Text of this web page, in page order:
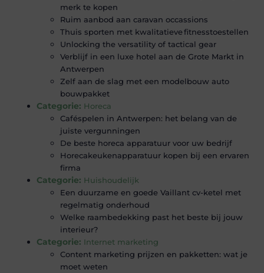
merk te kopen
Ruim aanbod aan caravan occassions
Thuis sporten met kwalitatieve fitnesstoestellen
Unlocking the versatility of tactical gear
Verblijf in een luxe hotel aan de Grote Markt in
Antwerpen
Zelf aan de slag met een modelbouw auto
bouwpakket
Categorie: Horeca
Caféspelen in Antwerpen: het belang van de
juiste vergunningen
De beste horeca apparatuur voor uw bedrijf
Horecakeukenapparatuur kopen bij een ervaren
firma
Categorie: Huishoudelijk
Een duurzame en goede Vaillant cv-ketel met
regelmatig onderhoud
Welke raambedekking past het beste bij jouw
interieur?
Categorie: Internet marketing
Content marketing prijzen en pakketten: wat je
moet weten